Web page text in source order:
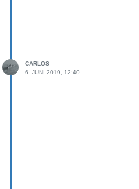
CARLOS
6. JUNI 2019, 12:40